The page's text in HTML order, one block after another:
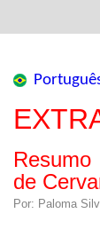
de
Por: Paloma